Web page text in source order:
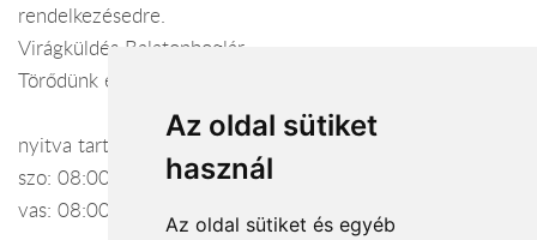
Az oldal sütiket
használ
Az oldal sütiket és egyéb
rendelkezésedre.
Virágküldés Balatonboglár
Törődünk egymással
nyitva tartás: h-p: 08:00-17:00
szo: 08:00-14:00
vas: 08:00-12:00